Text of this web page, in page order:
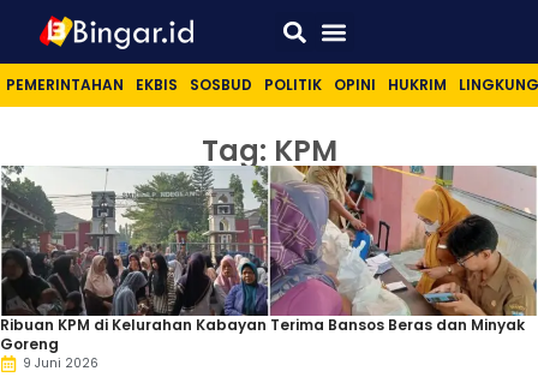
PEMERINTAHAN EKBIS SOSBUD POLITIK OPINI HUKRIM
Tag: KPM
Ribuan KPM di Kelurahan Kabayan Terima Bansos Beras dan Minyak
Goreng
9 Juni 2026